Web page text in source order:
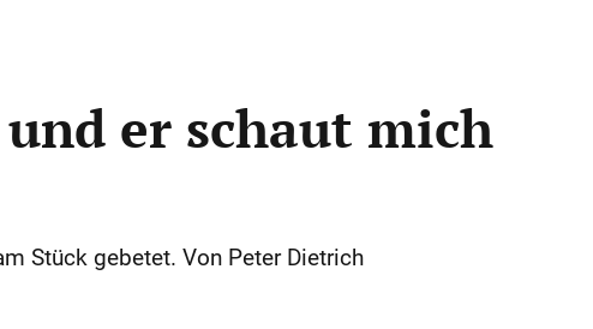
er schaut mich
Stück gebetet. Von Peter Dietrich